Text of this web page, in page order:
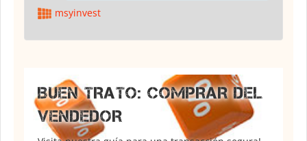
msyinvest
BUEN TRATO: COMPRAR DEL
VENDEDOR